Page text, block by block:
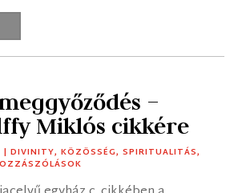
–
Miklós cikkére
|DIVINITY,KÖZÖSSÉG,SPIRITUALITÁS,